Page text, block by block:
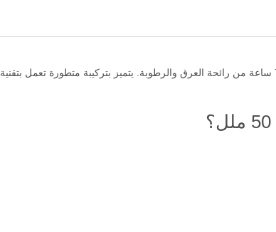
ريكسونا شاور فريش للنساء رول أون هو مزيل عرق قوي مضاد للتعرق، يمنحك حماية فعالة تدوم حتى 72 ساعة من رائحة العرق والرطوبة. يتميز بتركيبة متطورة تعمل بتقنية